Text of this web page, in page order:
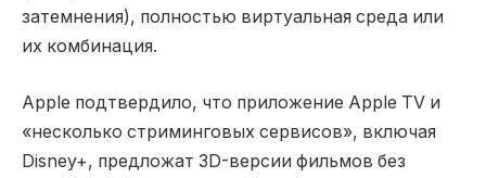
затемнения), полностью виртуальная среда или
их комбинация.
Apple подтвердило, что приложение Apple TV и
«несколько стриминговых сервисов», включая
Disney+, предложат 3D-версии фильмов без